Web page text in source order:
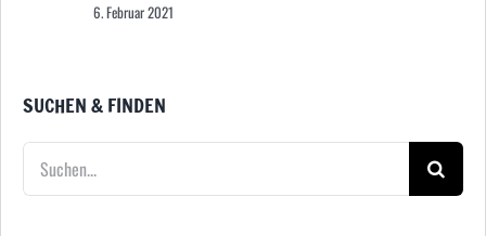
6. Februar 2021
SUCHEN & FINDEN
Suche
nach: